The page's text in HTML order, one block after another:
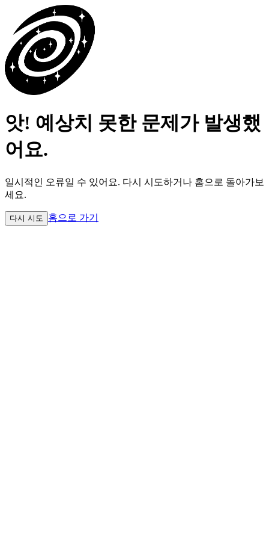
앗! 예상치 못한 문제가 발생했
어요.
일시적인 오류일 수 있어요. 다시 시도하거나 홈으로 돌아가보
세요.
다시 시도 홈으로 가기